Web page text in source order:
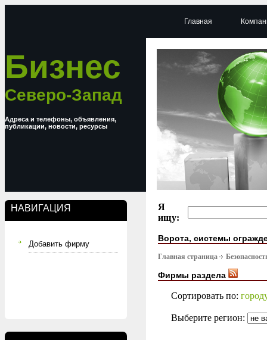
Бизнес
Северо-Запад
Адреса и телефоны, объявления,
публикации, новости, ресурсы
НАВИГАЦИЯ
Добавить фирму
Главная
Я
ищу:
Ворота, системы
Главная страница
Фирмы раздела
Сортировать по:
Выберите регион: